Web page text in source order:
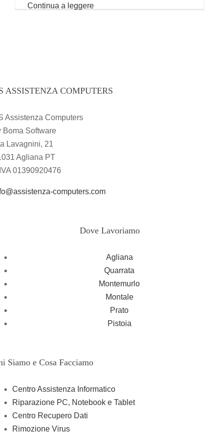
Continua a leggere
ASSISTENZA COMPUTERS
Assistenza Computers
Boma Software
Lavagnini, 21
Agliana PT
01390920476
computers.com
Dove Lavoriamo
Agliana
Quarrata
Montemurlo
Montale
Prato
Pistoia
Siamo e Cosa Facciamo
Centro Assistenza Informatico
Riparazione PC, Notebook e Tablet
Centro Recupero Dati
Rimozione Virus